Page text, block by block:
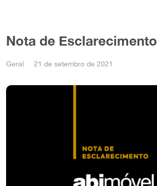
Nota de Esclarecimento
Geral 21 de setembro de 2021